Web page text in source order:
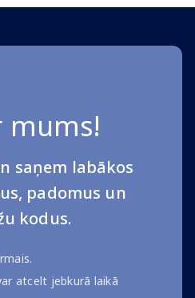
mums!
saņem labākos
padomus un
kodus.
atcelt jebkurā laikā